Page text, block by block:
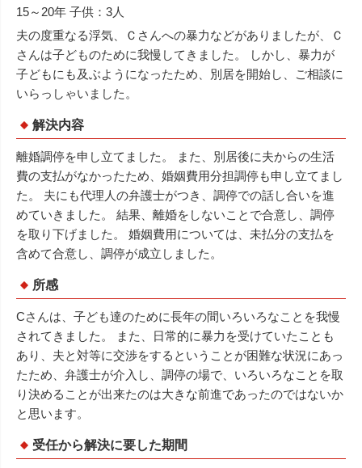
15～20年 子供：3人
夫の度重なる浮気、Ｃさんへの暴力などがありましたが、Ｃ
さんは子どものために我慢してきました。 しかし、暴力が
子どもにも及ぶようになったため、別居を開始し、ご相談に
いらっしゃいました。
解決内容
離婚調停を申し立てました。 また、別居後に夫からの生活
費の支払がなかったため、婚姻費用分担調停も申し立てまし
た。 夫にも代理人の弁護士がつき、調停での話し合いを進
めていきました。 結果、離婚をしないことで合意し、調停
を取り下げました。 婚姻費用については、未払分の支払を
含めて合意し、調停が成立しました。
所感
Cさんは、子ども達のために長年の間いろいろなことを我慢
されてきました。 また、日常的に暴力を受けていたことも
あり、夫と対等に交渉をするということが困難な状況にあっ
たため、弁護士が介入し、調停の場で、いろいろなことを取
り決めることが出来たのは大きな前進であったのではないか
と思います。
受任から解決に要した期間